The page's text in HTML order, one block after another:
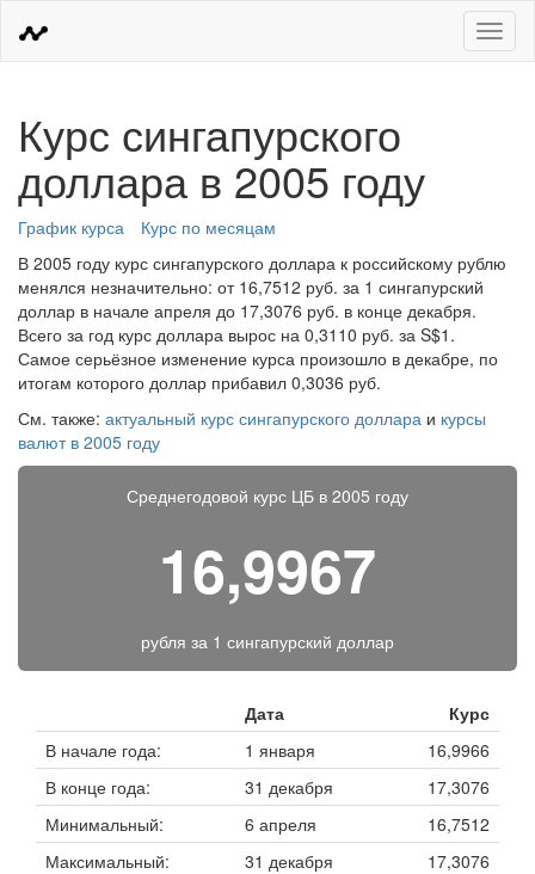
Меню
Курс сингапурского
доллара в 2005 году
График курса
Курс по месяцам
В 2005 году курс сингапурского доллара к российскому рублю
менялся незначительно: от 16,7512 руб. за 1 сингапурский
доллар в начале апреля до 17,3076 руб. в конце декабря.
Всего за год курс доллара вырос на 0,3110 руб. за S$1.
Самое серьёзное изменение курса произошло в декабре, по
итогам которого доллар прибавил 0,3036 руб.
См. также: актуальный курс сингапурского доллара и курсы
валют в 2005 году
Среднегодовой курс ЦБ в 2005 году
16,9967
рубля за 1 сингапурский доллар
Дата
Курс
В начале года:
1 января
16,9966
В конце года:
31 декабря
17,3076
Минимальный:
6 апреля
16,7512
Максимальный:
31 декабря 17,3076